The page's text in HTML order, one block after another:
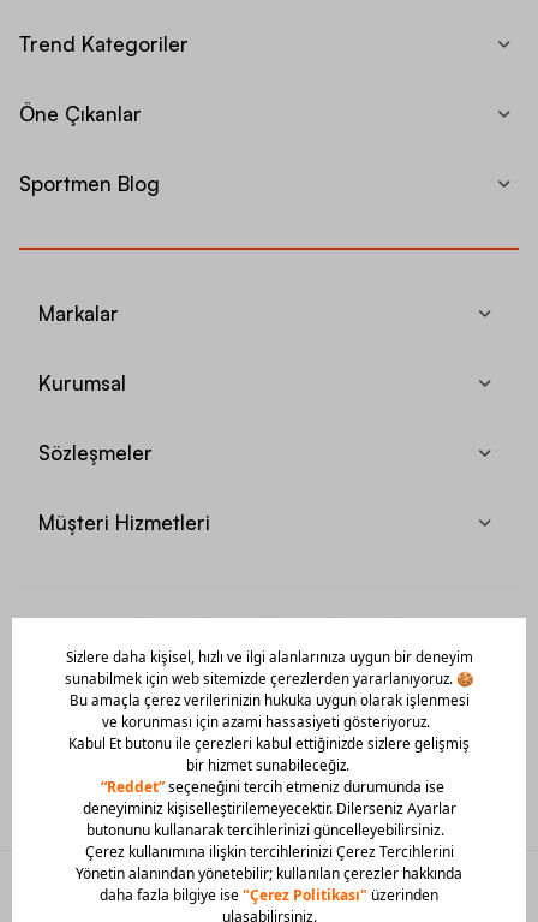
Trend Kategoriler
Öne Çıkanlar
Sportmen Blog
Markalar
Kurumsal
Sözleşmeler
Müşteri Hizmetleri
Mobil Uygulamamızı Hemen İndir!